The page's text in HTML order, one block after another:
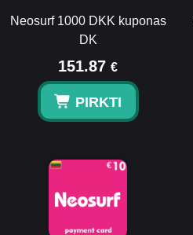
Neosurf 1000 DKK kuponas
DK
151.87 €
PIRKTI